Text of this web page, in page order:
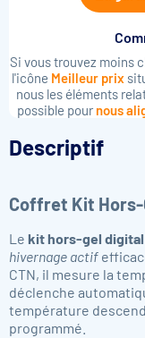
Si vous trouvez moins
l'icône Meilleur prix
nous les éléments
possible pour nous
Descriptif
Coffret Kit
Le kit hors-gel
hivernage actif
CTN, il mesure la
déclenche
température
programmé.